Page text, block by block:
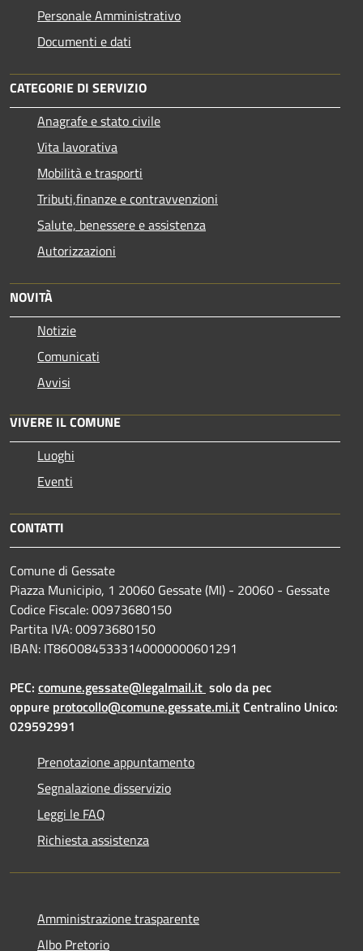
Personale Amministrativo
Documenti e dati
CATEGORIE DI SERVIZIO
Anagrafe e stato civile
Vita lavorativa
Mobilità e trasporti
Tributi,finanze e contravvenzioni
Salute, benessere e assistenza
Autorizzazioni
NOVITÀ
Notizie
Comunicati
Avvisi
VIVERE IL COMUNE
Luoghi
Eventi
CONTATTI
Comune di Gessate
Piazza Municipio, 1 20060 Gessate (MI) - 20060 - Gessate
Codice Fiscale: 00973680150
Partita IVA: 00973680150
IBAN: IT86O0845333140000000601291
PEC: comune.gessate@legalmail.it solo da pec
oppure protocollo@comune.gessate.mi.itCentralino Unico:
029592991
Prenotazione appuntamento
Segnalazione disservizio
Leggi le FAQ
Richiesta assistenza
Amministrazione trasparente
Albo Pretorio